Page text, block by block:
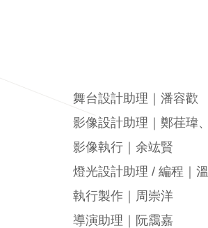
舞台設計助理｜潘容歡
影像設計助理｜鄭荏瑋
影像執行｜余竑賢
燈光設計助理 / 編程｜
執行製作｜周崇洋
導演助理｜阮靄嘉